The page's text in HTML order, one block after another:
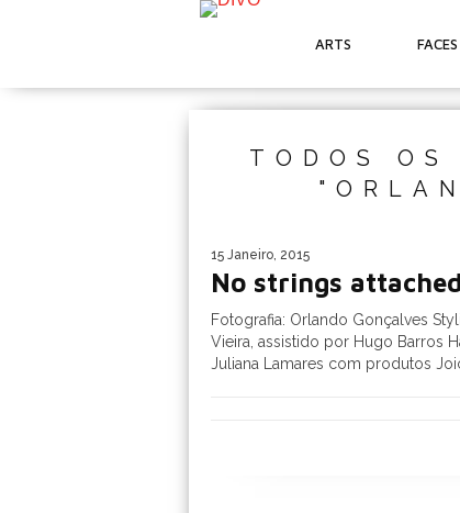
ARTS FACES
TODOS OS
15 Janeiro, 2015
No strings attached
Fotografia: Orlando Gonçalves
Vieira, assistido por Hugo Barros
Juliana Lamares com produtos